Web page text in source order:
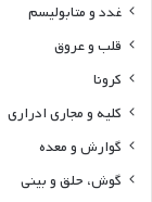
غدد و متابولیسم
قلب و عروق
کرونا
کلیه و مجاری ادراری
گوارش و معده
گوش، حلق و بینی